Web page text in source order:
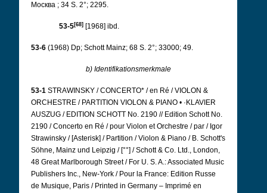
Москва ; 34 S. 2°; 2295.
53-5[68] [1968] ibd.
53-6 (1968) Dp; Schott Mainz; 68 S. 2°; 33000; 49.
b) Identifikationsmerkmale
53-1 STRAWINSKY / CONCERTO* / en Ré / VIOLON &
ORCHESTRE / PARTITION VIOLON & PIANO • ·KLAVIER
AUSZUG / EDITION SCHOTT No. 2190 // Edition Schott No.
2190 / Concerto en Ré / pour Violon et Orchestre / par / Igor
Strawinsky / [Asterisk] / Partition / Violon & Piano / B. Schott's
Söhne, Mainz und Leipzig / [°°] / Schott & Co. Ltd., London,
48 Great Marlborough Street / For U. S. A.: Associated Music
Publishers Inc., New-York / Pour la France: Edition Russe
de Musique, Paris / Printed in Germany – Imprimé en